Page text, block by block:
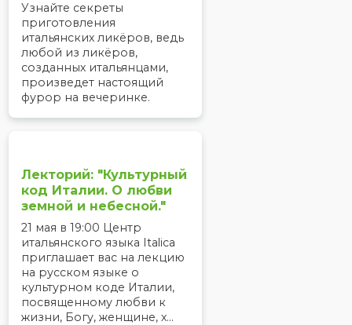
Узнайте секреты
приготовления
итальянских ликёров, ведь
любой из ликёров,
созданных итальянцами,
произведет настоящий
фурор на вечеринке.
Лекторий: "Культурный
код Италии. О любви
земной и небесной."
21 мая в 19:00 Центр
итальянского языка Italica
приглашает вас на лекцию
на русском языке о
культурном коде Италии,
посвященному любви к
жизни, Богу, женщине, х...